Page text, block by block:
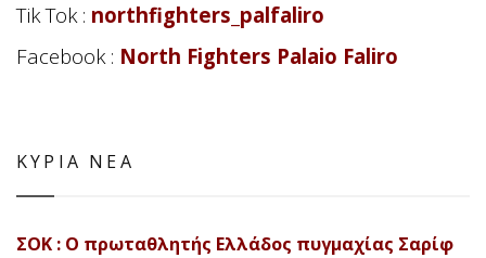
Tik Tok : northfighters_palfaliro
Facebook : North Fighters Palaio Faliro
ΚΥΡΙΑ ΝΕΑ
ΣΟΚ : Ο πρωταθλητής Ελλάδος πυγμαχίας Σαρίφ